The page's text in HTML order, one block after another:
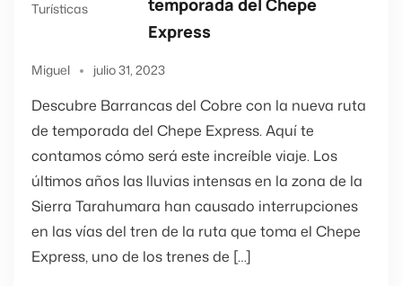
Turísticas
Express
Miguel julio 31, 2023
Descubre Barrancas del Cobre con la nueva ruta
de temporada del Chepe Express. Aquí te
contamos cómo será este increíble viaje. Los
últimos años las lluvias intensas en la zona de la
Sierra Tarahumara han causado interrupciones
en las vías del tren de la ruta que toma el Chepe
Express, uno de los trenes de […]